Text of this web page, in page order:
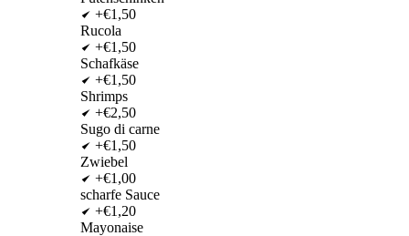
+€1,50
Rucola
+€1,50
Schafkäse
+€1,50
Shrimps
+€2,50
Sugo di carne
+€1,50
Zwiebel
+€1,00
scharfe Sauce
+€1,20
Mayonaise